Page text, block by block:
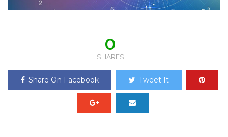
0
SHARES
Share On Facebook Tweet It